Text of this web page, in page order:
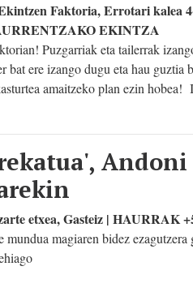
Faktoria, Errotari kalea
EKINTZA
Puzgarriak eta tailerrak
bat ere izango dugu eta hau
amaitzeko plan ezin hobea!
Andoni
etxea, Gasteiz | HAURRAK
mundua magiaren bidez ezagutzera